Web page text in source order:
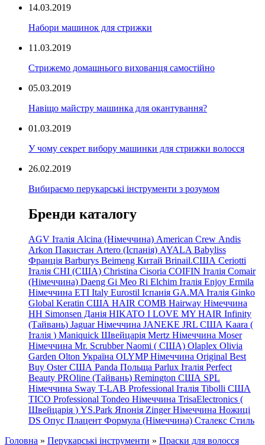
14.03.2019
Набори машинок для стрижки
11.03.2019
Стрижемо домашнього вихованця самостійно
05.03.2019
Навіщо майстру машинка для окантування?
01.03.2019
У чому секрет вибору машинки для стрижки волосся
26.02.2019
Вибираємо перукарські інструменти з розумом
Бренди каталогу
AGV Італія Alcina (Німеччина) American Crew Andis
Arkon Пакистан Artero (Іспанія) AYALA Babyliss
Франція Barburys Beimeng Китай Brinail.США Ceriotti
Італія CHI (США) Christina Cisoria COIFIN Італія Comair
(Німеччина) Daeng Gi Meo Ri Elchim Італія Enjoy Ermila
Німеччина ETI Italy Eurostil Іспанія GA.MA Італія Ginko
Global Keratin США HAIR COMB Hairway Німеччина
HH Simonsen Данія HIKATO I LOVE MY HAIR Infinity
(Тайвань) Jaguar Німеччина JANEKE JRL США Kaara (
Італія ) Maniquick Швейцарія Mertz Німеччина Moser
Німеччина Mr. Scrubber Naomi ( США) Olaplex Olivia
Garden Olton Україна OLYMP Німеччина Original Best
Buy Oster США Panda Польща Parlux Італія Perfect
Beauty PROline (Тайвань) Remington США SPL
Німеччина Sway T-LAB Professional Італія Tibolli США
TICO Professional Tondeo Німеччина TrisaElectronics (
Швейцарія ) YS.Park Японія Zinger Німеччина Ножиці
DS Опус Плацент Формула (Німеччина) Сталекс Стиль
Головна » Перукарські інструменти » Праски для волосся